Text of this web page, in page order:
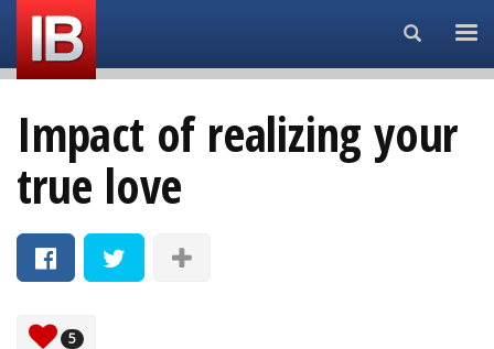
Search...
Impact of realizing your
true love
5